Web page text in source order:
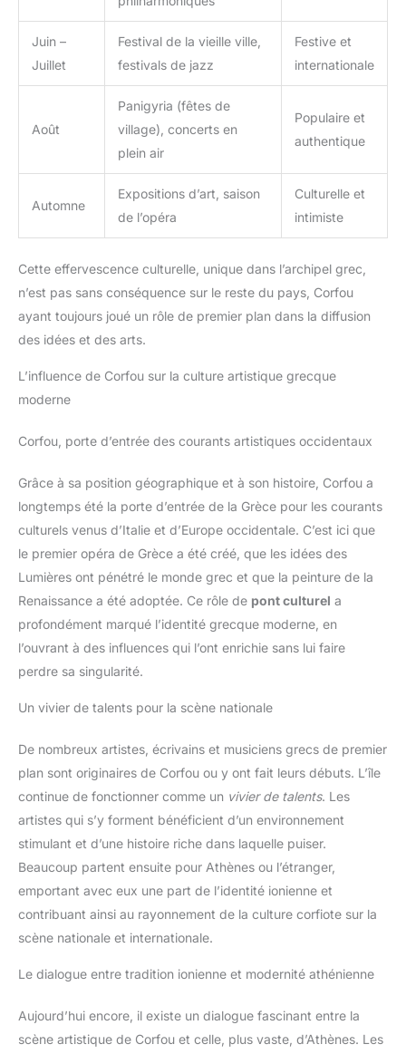
dans différents scénarios.Par
exemple:
quotidiens,voyages
d'affaires,voyages de fin de
printemps,courtes randonnées
en plein air,etc.De plus,les
nombreuses options de
couleurs et le processus de
font un cadeau parfait!
étudiants.
Juin –
Juillet
Festival de la vieille ville,
festivals de jazz
Festive et
internationale
Août
Panigyria (fêtes de
village), concerts en
plein air
Populaire et
authentique
Automne
Expositions d’art, saison
de l’opéra
Culturelle et
intimiste
Cette effervescence culturelle, unique dans l’archipel grec,
n’est pas sans conséquence sur le reste du pays, Corfou
ayant toujours joué un rôle de premier plan dans la diffusion
des idées et des arts.
L’influence de Corfou sur la culture artistique grecque
moderne
Corfou, porte d’entrée des courants artistiques occidentaux
Grâce à sa position géographique et à son histoire, Corfou a
longtemps été la porte d’entrée de la Grèce pour les courants
culturels venus d’Italie et d’Europe occidentale. C’est ici que
le premier opéra de Grèce a été créé, que les idées des
Lumières ont pénétré le monde grec et que la peinture de la
Renaissance a été adoptée. Ce rôle de pont culturel a
profondément marqué l’identité grecque moderne, en
l’ouvrant à des influences qui l’ont enrichie sans lui faire
perdre sa singularité.
Un vivier de talents pour la scène nationale
De nombreux artistes, écrivains et musiciens grecs de premier
plan sont originaires de Corfou ou y ont fait leurs débuts. L’île
continue de fonctionner comme un vivier de talents. Les
artistes qui s’y forment bénéficient d’un environnement
stimulant et d’une histoire riche dans laquelle puiser.
Beaucoup partent ensuite pour Athènes ou l’étranger,
emportant avec eux une part de l’identité ionienne et
contribuant ainsi au rayonnement de la culture corfiote sur la
scène nationale et internationale.
Le dialogue entre tradition ionienne et modernité athénienne
Aujourd’hui encore, il existe un dialogue fascinant entre la
scène artistique de Corfou et celle, plus vaste, d’Athènes. Les